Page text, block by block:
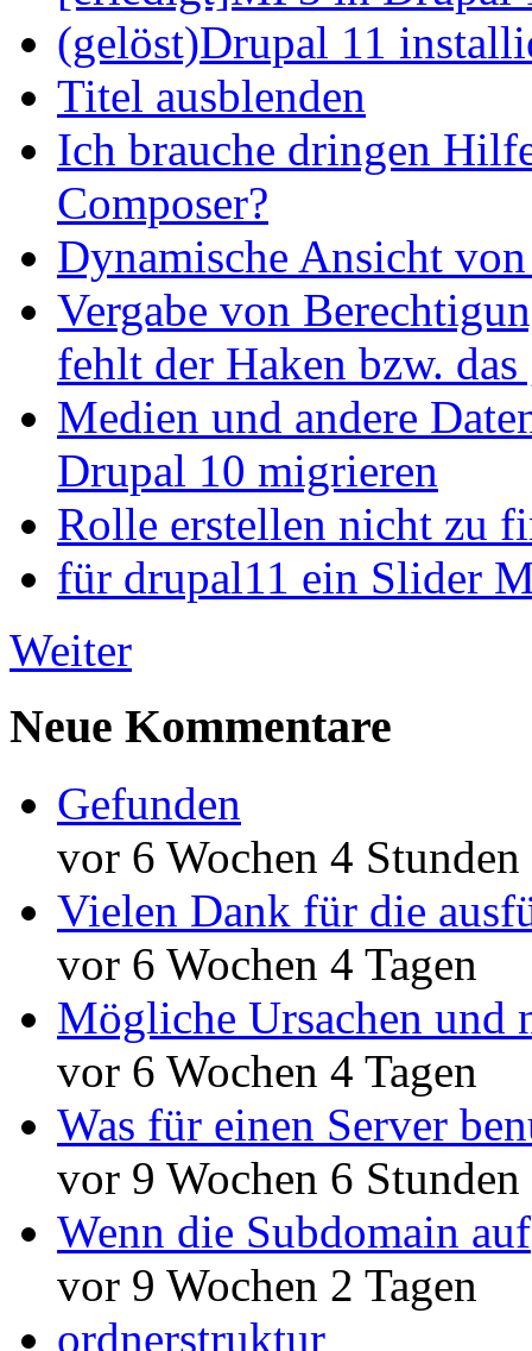
(gelöst)Drupal 11
Titel ausblenden
Ich brauche dringen
Composer?
Dynamische Ansicht
Vergabe von
fehlt der Haken bzw.
Medien und andere
Drupal 10 migrieren
Rolle erstellen nicht zu
für drupal11 ein Slider
Weiter
Neue Kommentare
Gefunden
vor 6 Wochen 4 Stunden
Vielen Dank für die
vor 6 Wochen 4 Tagen
Mögliche Ursachen und
vor 6 Wochen 4 Tagen
Was für einen Server
vor 9 Wochen 6 Stunden
Wenn die Subdomain auf
vor 9 Wochen 2 Tagen
ordnerstruktur